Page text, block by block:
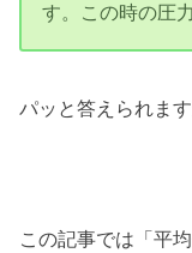
す。この時の圧
パッと答えられま
この記事では「平